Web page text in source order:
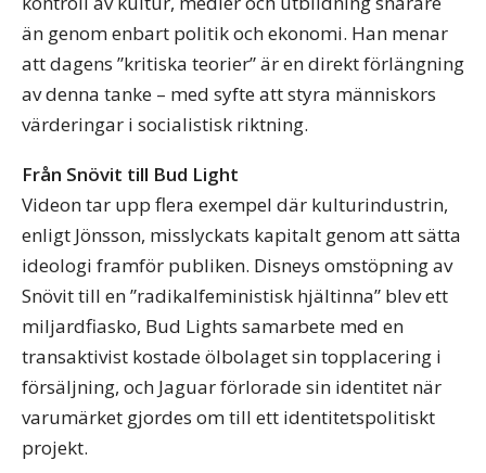
än genom enbart politik och ekonomi. Han menar
att dagens ”kritiska teorier” är en direkt förlängning
av denna tanke – med syfte att styra människors
värderingar i socialistisk riktning.
Från Snövit till Bud Light
Videon tar upp flera exempel där kulturindustrin,
enligt Jönsson, misslyckats kapitalt genom att sätta
ideologi framför publiken. Disneys omstöpning av
Snövit till en ”radikalfeministisk hjältinna” blev ett
miljardfiasko, Bud Lights samarbete med en
transaktivist kostade ölbolaget sin topplacering i
försäljning, och Jaguar förlorade sin identitet när
varumärket gjordes om till ett identitetspolitiskt
projekt.